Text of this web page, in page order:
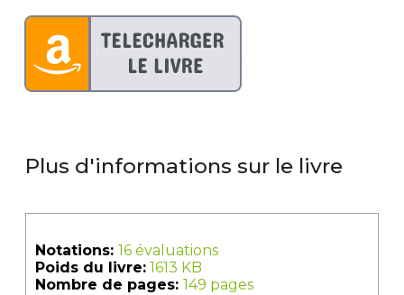
Plus d'informations sur le livre
Notations: 16 évaluations
Poids du livre: 1613 KB
Nombre de pages: 149 pages